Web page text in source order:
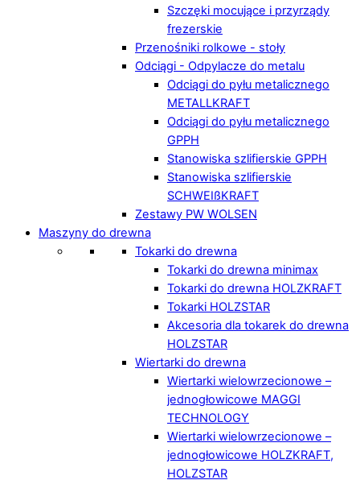
Szczęki mocujące i przyrządy
frezerskie
Przenośniki rolkowe - stoły
Odciągi - Odpylacze do metalu
Odciągi do pyłu metalicznego
METALLKRAFT
Odciągi do pyłu metalicznego
GPPH
Stanowiska szlifierskie GPPH
Stanowiska szlifierskie
SCHWEIßKRAFT
Zestawy PW WOLSEN
Maszyny do drewna
Tokarki do drewna
Tokarki do drewna minimax
Tokarki do drewna HOLZKRAFT
Tokarki HOLZSTAR
Akcesoria dla tokarek do drewna
HOLZSTAR
Wiertarki do drewna
Wiertarki wielowrzecionowe –
jednogłowicowe MAGGI
TECHNOLOGY
Wiertarki wielowrzecionowe –
jednogłowicowe HOLZKRAFT,
HOLZSTAR